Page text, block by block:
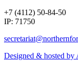
+7 (4112) 50-84-50
IP: 71750
Designed & hosted by